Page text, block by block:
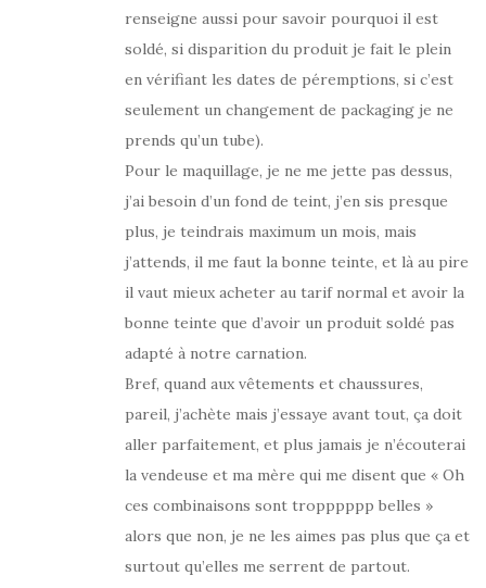
renseigne aussi pour savoir pourquoi il est
soldé, si disparition du produit je fait le plein
en vérifiant les dates de péremptions, si c’est
seulement un changement de packaging je ne
prends qu’un tube).
Pour le maquillage, je ne me jette pas dessus,
j’ai besoin d’un fond de teint, j’en sis presque
plus, je teindrais maximum un mois, mais
j’attends, il me faut la bonne teinte, et là au pire
il vaut mieux acheter au tarif normal et avoir la
bonne teinte que d’avoir un produit soldé pas
adapté à notre carnation.
Bref, quand aux vêtements et chaussures,
pareil, j’achète mais j’essaye avant tout, ça doit
aller parfaitement, et plus jamais je n’écouterai
la vendeuse et ma mère qui me disent que « Oh
ces combinaisons sont tropppppp belles »
alors que non, je ne les aimes pas plus que ça et
surtout qu’elles me serrent de partout.